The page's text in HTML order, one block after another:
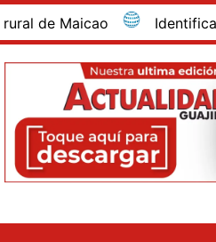
Identifican al turista